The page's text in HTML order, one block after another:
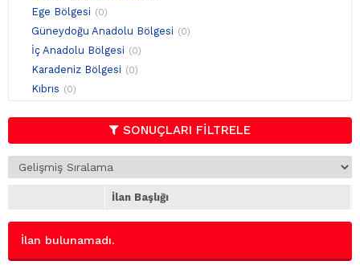
Ege Bölgesi (0)
Güneydoğu Anadolu Bölgesi (0)
İç Anadolu Bölgesi (0)
Karadeniz Bölgesi (0)
Kıbrıs (0)
SONUÇLARI FİLTRELE
İlan Başlığı
İlan bulunamadı.